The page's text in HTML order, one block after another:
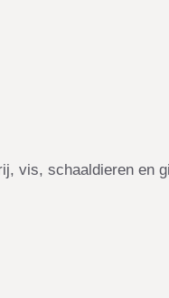
vis, schaaldieren en